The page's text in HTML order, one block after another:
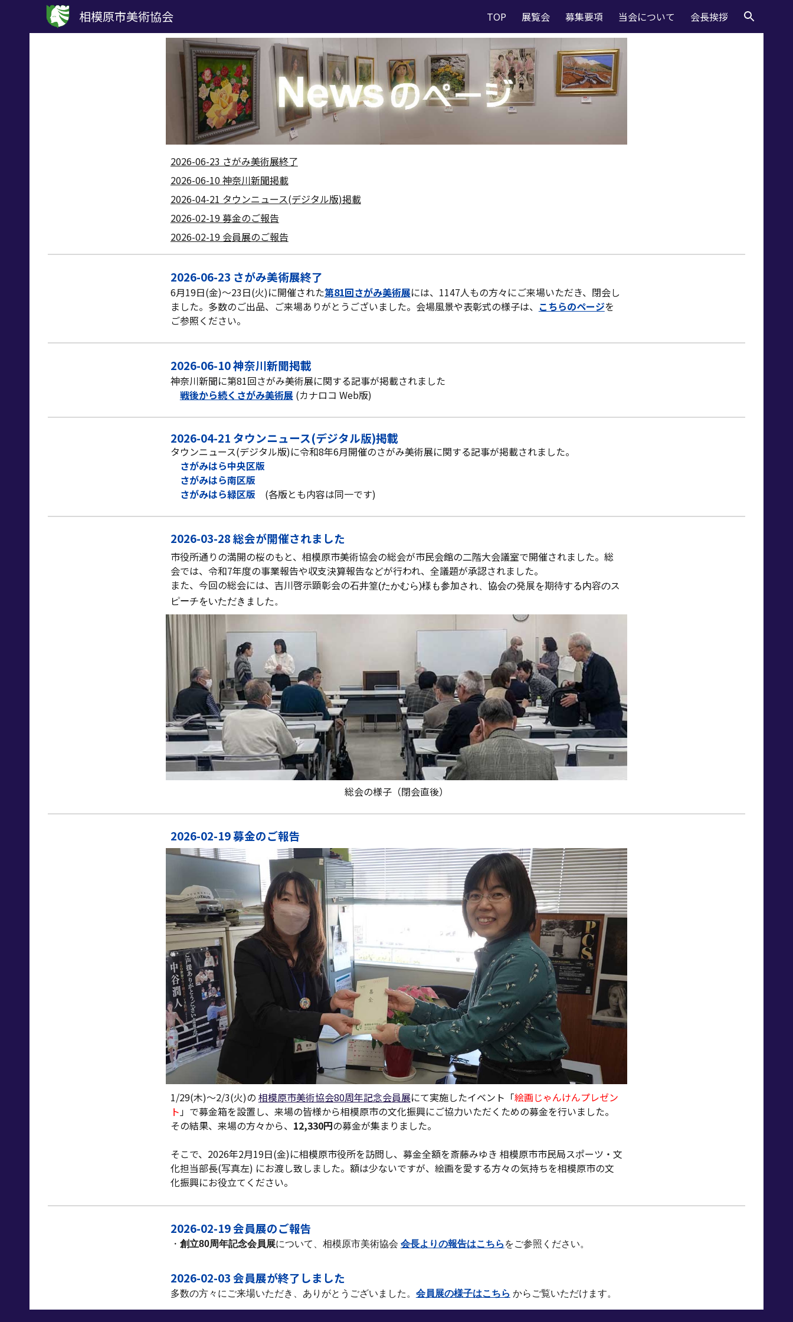
Skip to navigation
相模原市美術協会 TOP 展覧会 募集要項 当会について 会長挨拶
2026-06-23 さがみ美術展終了
2026-06-10 神奈川新聞掲載
2026-04-21 タウンニュース(デジタル版)掲載
2026-02-19 募金のご報告
2026-02-19 会員展のご報告
2026-06-23 さがみ美術展終了
6月19日(金)～23日(火)に開催された第81回さがみ美術展には、1147人もの方々にご来場いただき、閉会し
ました。 多数のご出品、ご来場ありがとうございました。 会場風景や表彰式の様子は、 こちらのページを
ご参照ください。
2026-06-10 神奈川新聞掲載
神奈川新聞に第81回さがみ美術展に関する記事が掲載されました
戦後から続くさがみ美術展 (カナロコ Web版)
2026-04-21 タウンニュース(デジタル版)掲載
タウンニュース(デジタル版)に令和8年6月開催のさがみ美術展に関する記事が掲載されました。
さがみはら中央区版
さがみはら南区版
さがみはら緑区版(各版とも内容は同一です)
2026-03-28 総会が開催されました
市役所通りの満開の桜のもと、相模原市美術協会の総会が市民会館の二階大会議室で開催されました。総
会では、令和7年度の事業報告や収支決算報告などが行われ、全議題が承認されました。
また、今回の総会には、吉川啓示顕彰会の石井篁(たかむら)様も参加され、協会の発展を期待する内容のス
ピーチをいただきました。
総会の様子（閉会直後）
2026-02-19 募金のご報告
1/29(木)～2/3(火)の 相模原市美術協会80周年記念会員展にて実施したイベント「絵画じゃんけんプレゼン
ト 」で募金箱を設置し、来場の皆様から相模原市の文化振興にご協力いただくための募金を行いました。
その結果、 来場の方々から、 12,330円の募金が集まりました。
そこで、2026年2月19日(金)に相模原市役所を訪問し、募金全額を斎藤みゆき 相模原市市民局スポーツ・文
化担当部長(写真左) にお渡し致し ました。額は少ないですが、絵画を愛する方々の気持ちを相模原市の文
化振興にお役立てください。
2026-02-19 会員展のご報告
・ 創立80周年記念会員展について、相模原市美術協会 会長よりの報告はこちら をご参照ください。
2026-02-03 会員展が終了しました
多数の方々にご来場いただき、ありがとうございました。 会員展の様子はこちら から ご覧いただけます。